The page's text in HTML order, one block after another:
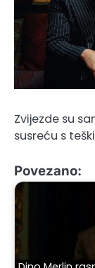
Zvijezde su
susreću s
Povezano: